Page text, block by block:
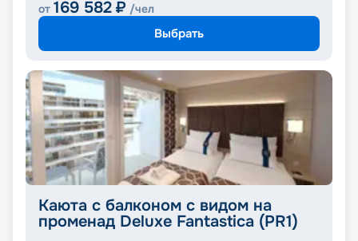
от 169 582 ₽ /чел
Выбрать
Каюта с балконом с видом на
променад Deluxe Fantastica (PR1)